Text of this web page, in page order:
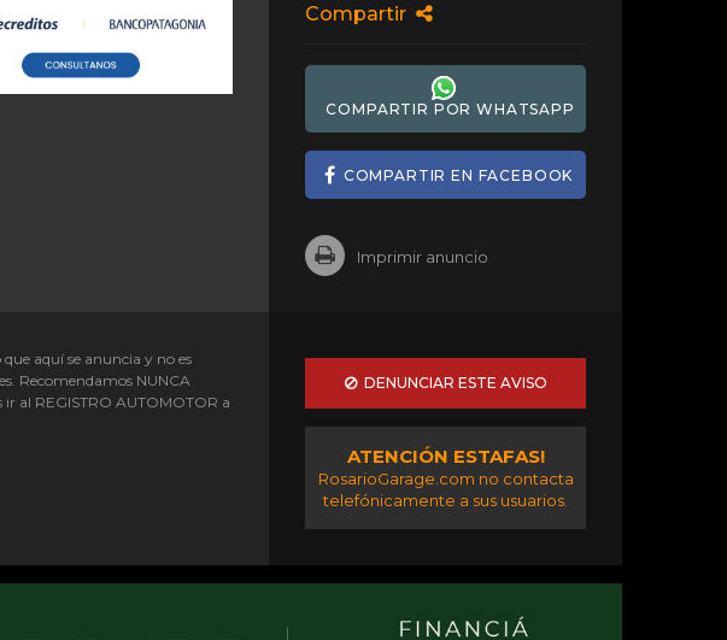
Compartir
COMPARTIR POR WHATSAPP
COMPARTIR EN FACEBOOK
Imprimir anuncio
aquí se anuncia y no es
Recomendamos NUNCA
al REGISTRO AUTOMOTOR a
DENUNCIAR ESTE AVISO
ATENCIÓN ESTAFAS!
RosarioGarage.com no contacta
telefónicamente a sus usuarios.